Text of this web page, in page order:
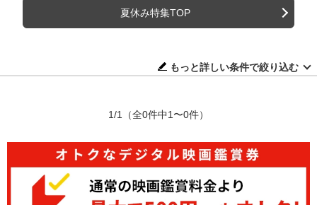
夏休み特集TOP
もっと詳しい条件で絞り込む
1/1 （全0件中1〜0件）